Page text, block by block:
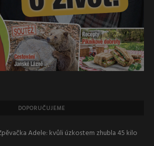
DOPORUČUJEME
Adele: kvůli úzkostem zhubla 45 kilo